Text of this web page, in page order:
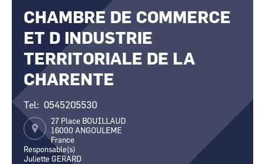
Pays de la Loire
Pays de la Loire
CHAMBRE DE COMMERCE
ET D INDUSTRIE
TERRITORIALE DE LA
CHARENTE
Tel 0545205530
27 Place BOUILLAUD
16000 ANGOULEME
France
Responsable(s)
Juliette GERARD